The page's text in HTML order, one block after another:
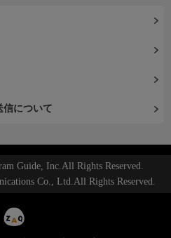
信について
Guide, Inc.All Rights Reserved.
Co., Ltd.All Rights Reserved.